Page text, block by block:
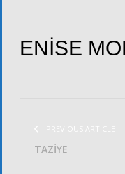
ENİSE
PREVIOUS ARTICLE
TAZİYE